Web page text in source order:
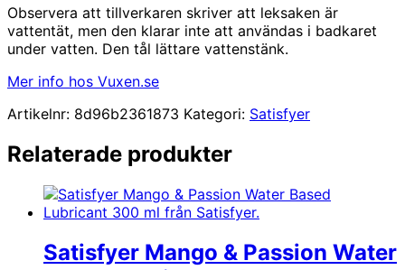
Observera att tillverkaren skriver att leksaken är
vattentät, men den klarar inte att användas i badkaret
under vatten. Den tål lättare vattenstänk.
Mer info hos Vuxen.se
Artikelnr: 8d96b2361873 Kategori: Satisfyer
Relaterade produkter
Satisfyer Mango & Passion Water